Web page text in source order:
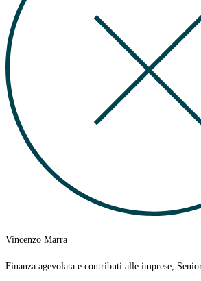
Vincenzo Marra
Finanza agevolata e contributi alle imprese,